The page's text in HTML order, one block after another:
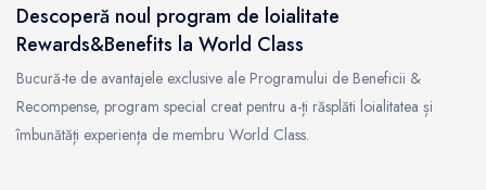
Descoperă noul program de loialitate
Rewards&Benefits la World Class
Bucură-te de avantajele exclusive ale Programului de Beneficii &
Recompense, program special creat pentru a-ți răsplăti loialitatea și
îmbunătăți experiența de membru World Class.